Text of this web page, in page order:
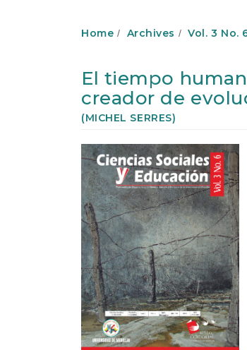
Home Archives Vol. 3 No.
El tiempo
creador de
(MICHEL SERRES)
Article
Sidebar